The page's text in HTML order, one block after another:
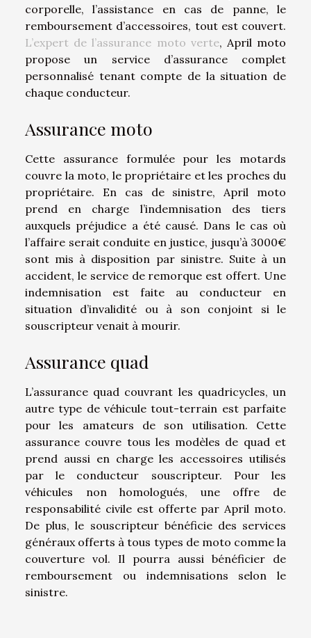
corporelle, l’assistance en cas de panne, le
remboursement d’accessoires, tout est couvert.
L’expert de l’assurance moto verte, April moto
propose un service d’assurance complet
personnalisé tenant compte de la situation de
chaque conducteur.
Assurance moto
Cette assurance formulée pour les motards
couvre la moto, le propriétaire et les proches du
propriétaire. En cas de sinistre, April moto
prend en charge l’indemnisation des tiers
auxquels préjudice a été causé. Dans le cas où
l’affaire serait conduite en justice, jusqu’à 3000€
sont mis à disposition par sinistre. Suite à un
accident, le service de remorque est offert. Une
indemnisation est faite au conducteur en
situation d’invalidité ou à son conjoint si le
souscripteur venait à mourir.
Assurance quad
L’assurance quad couvrant les quadricycles, un
autre type de véhicule tout-terrain est parfaite
pour les amateurs de son utilisation. Cette
assurance couvre tous les modèles de quad et
prend aussi en charge les accessoires utilisés
par le conducteur souscripteur. Pour les
véhicules non homologués, une offre de
responsabilité civile est offerte par April moto.
De plus, le souscripteur bénéficie des services
généraux offerts à tous types de moto comme la
couverture vol. Il pourra aussi bénéficier de
remboursement ou indemnisations selon le
sinistre.